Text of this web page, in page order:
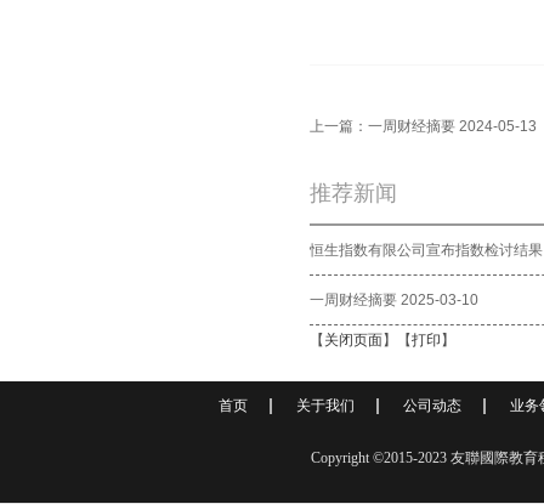
上一篇： 一周财经摘要 2024-05-13
推荐新闻
恒生指数有限公司宣布指数检讨结果
一周财经摘要 2025-03-10
【 关闭页面】【打印 】
首页 关于我们 公司动态 业务
Copyright ©2015-2023 友聯國際教